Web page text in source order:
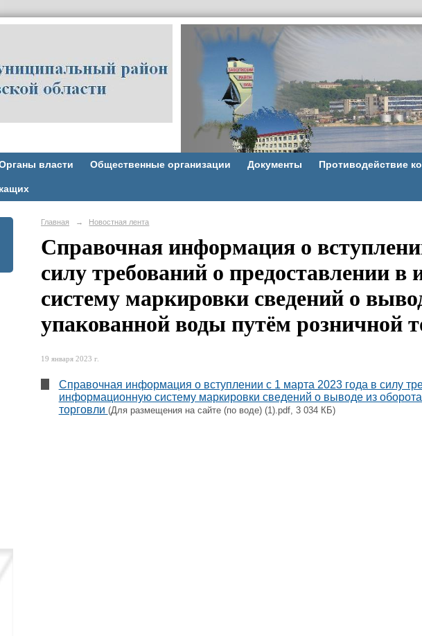
власти Общественные организации Документы Противодействие
Главная → Новостная лента
Справочная информация о
силу требований о предоставлении
систему маркировки сведений о
упакованной воды путём розничной
19 января 2023 г.
Справочная информация о вступлении с 1 марта 2023 года в силу
информационную систему маркировки сведений о выводе из
торговли (Для размещения на сайте (по воде) (1).pdf, 3 034 КБ)